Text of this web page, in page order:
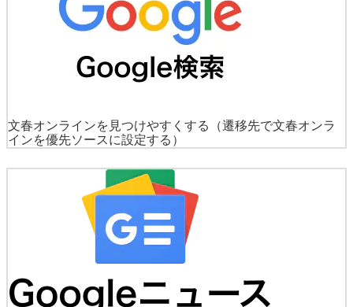
文春オンラインを見つけやすくする
（遷移先で文春オンラ
インを優先ソースに設定する）